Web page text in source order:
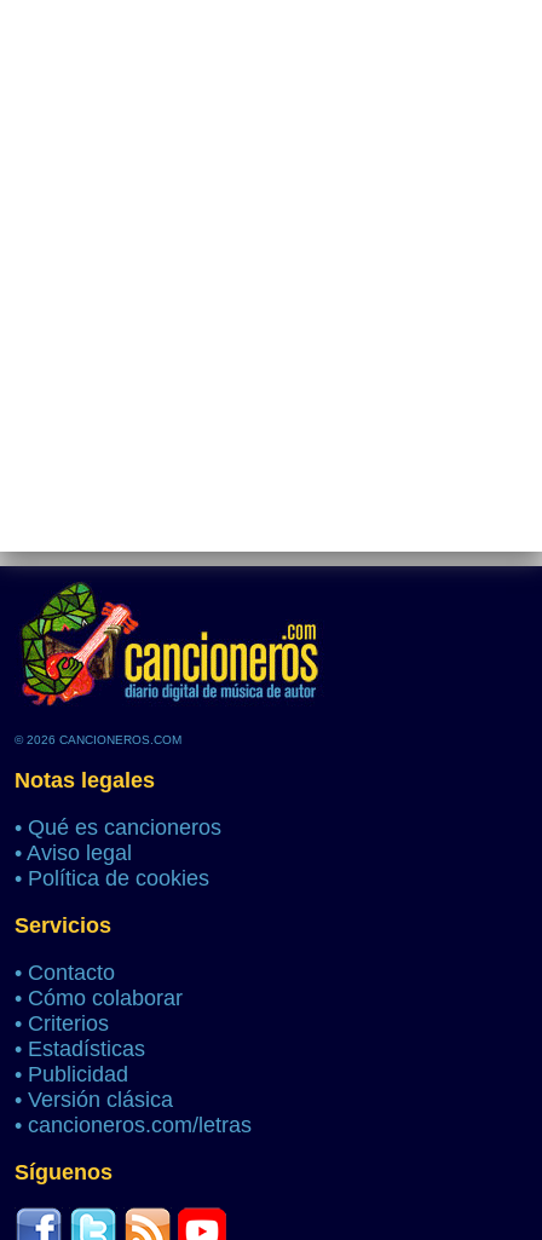
© 2026 CANCIONEROS.COM
Notas legales
• Qué es cancioneros
• Aviso legal
• Política de cookies
Servicios
• Contacto
• Cómo colaborar
• Criterios
• Estadísticas
• Publicidad
• Versión clásica
• cancioneros.com/letras
Síguenos